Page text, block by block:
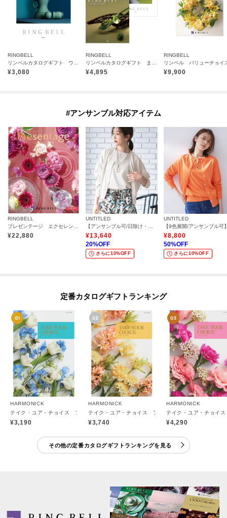
RINGBELL
¥3,080
RINGBELL
¥4,895
RINGBELL
¥9,900
#アンサンブル対応アイテム
RINGBELL
¥22,880
UNTITLED
¥13,640
20%OFF
さらに10%OFF
UNTITLED
¥8,800
50%OFF
さらに10%OFF
定番カタログギフトランキング
HARMONICK
テイク・ユア・チョイス フリージア
¥3,190
HARMONICK
テイク・ユア・チョイス アマリリス
¥3,740
HARMONICK
テイク・ユア・チョイ
¥4,290
その他の定番カタログギフトランキングを見る